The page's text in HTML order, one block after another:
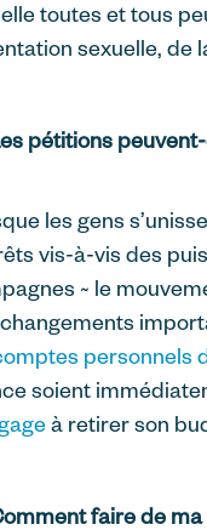
toutes et tous
sexuelle,
pétitions
les gens
vis-à-vis des
~ le
personnels
soient
à retirer son
faire de